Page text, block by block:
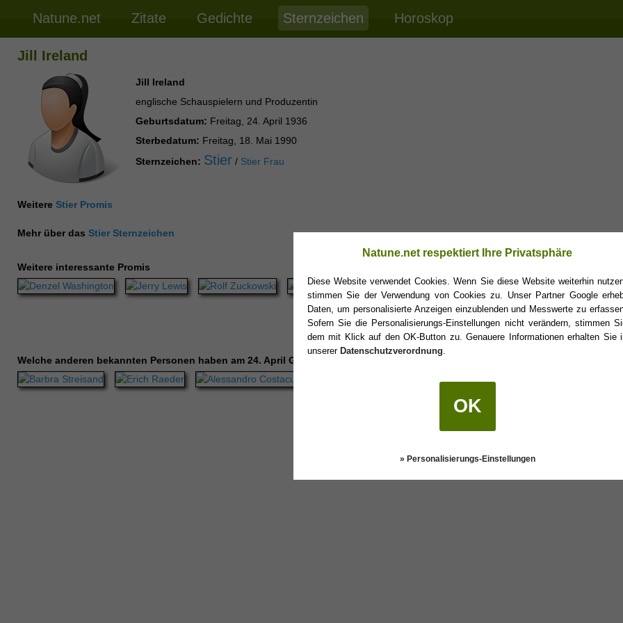
Natune.net Zitate Gedichte Sternzeichen Horoskop
Jill Ireland
Jill Ireland
englische Schauspielern und Produzentin
Geburtsdatum: Freitag, 24. April 1936
Sterbedatum: Freitag, 18. Mai 1990
Sternzeichen: Stier / Stier Frau
Weitere Stier Promis
Mehr über das Stier Sternzeichen
Weitere interessante Promis
Welche anderen bekannten Personen haben am 24. April Geburtstag?
Natune.net respektiert Ihre Privatsphäre
Diese Website verwendet Cookies. Wenn Sie diese Website weiterhin
stimmen Sie der Verwendung von Cookies zu. Unser Partner Google
Daten, um personalisierte Anzeigen einzublenden und Messwerte zu
Sofern Sie die Personalisierungs-Einstellungen nicht verändern, stimmen
dem mit Klick auf den OK-Button zu. Genauere Informationen erhalten Sie
unserer Datenschutzverordnung.
OK
» Personalisierungs-Einstellungen